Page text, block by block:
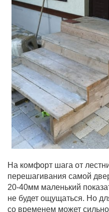
На комфорт шага от
перешагивания самой
20-40мм маленький
не будет ощущаться. Но
со временем может сильно